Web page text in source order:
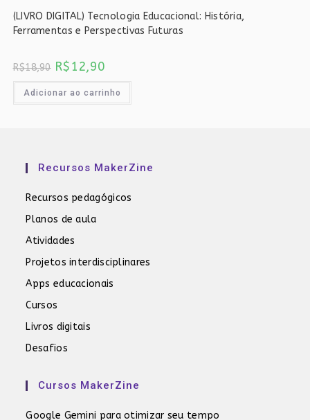
(LIVRO DIGITAL) Tecnologia Educacional: História,
Ferramentas e Perspectivas Futuras
R$18,90 O
preço
era:
R$12,90
é:
Adicionar ao carrinho
Recursos MakerZine
Recursos pedagógicos
Planos de aula
Atividades
Projetos interdisciplinares
Apps educacionais
Cursos
Livros digitais
Desafios
Cursos MakerZine
Google Gemini para otimizar seu tempo